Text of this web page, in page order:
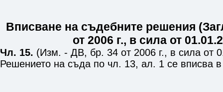
Вписване на съдебните решения
от 2006 г., в сила от
Чл. 15. (Изм. - ДВ, бр. 34 от 2006 г., в сила от
Решението на съда по чл. 13, ал. 1 се вписва